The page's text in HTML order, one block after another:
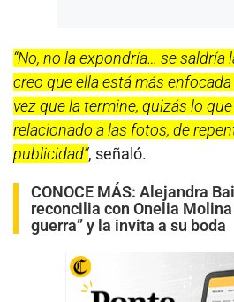
“No, no la expondría… se saldría
creo que ella está más
vez que la termine, quizás lo
relacionado a las fotos, de
publicidad”, señaló.
CONOCE MÁS: Alejandra
reconcilia con Onelia Molina
guerra” y la invita a su boda